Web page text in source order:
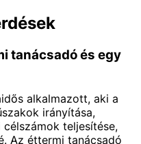
tanácsadó és egy
alkalmazott, aki a
irányítása,
teljesítése,
Az éttermi tanácsadó